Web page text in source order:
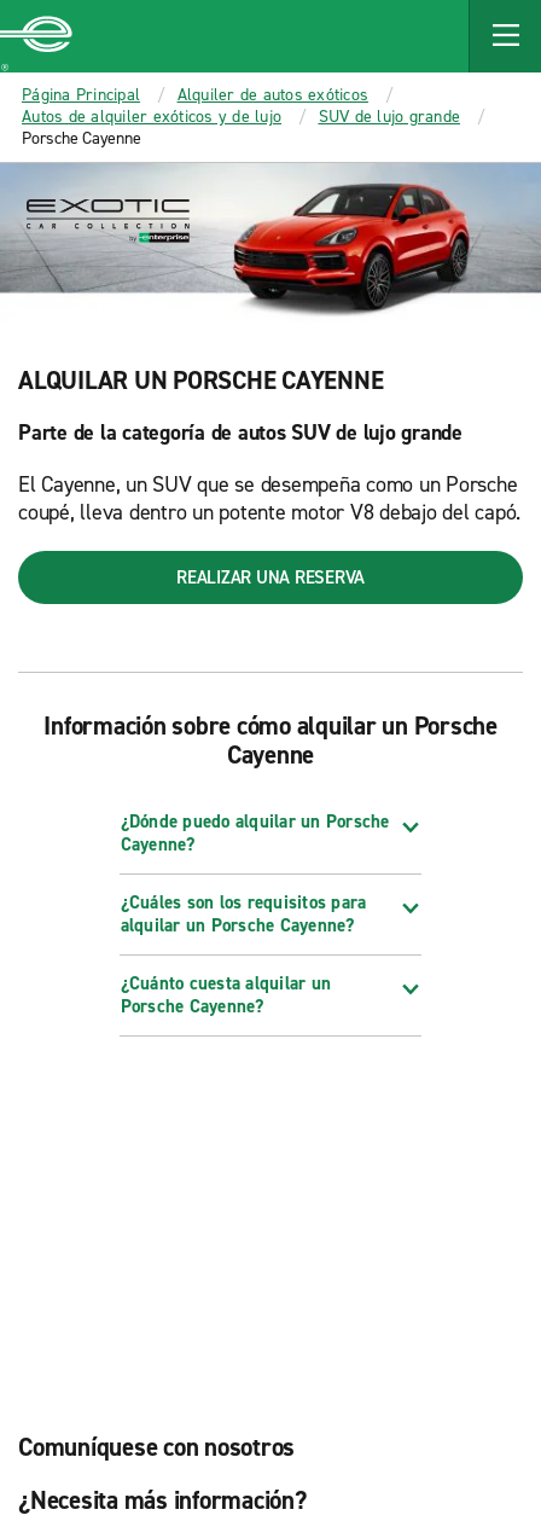
MAIN
CONTENT
Enterprise
Página Principal
Alquiler de autos exóticos
Autos de alquiler exóticos y de lujo
SUV de lujo grande
Porsche Cayenne
ALQUILAR UN PORSCHE CAYENNE
Parte de la categoría de autos SUV de lujo grande
El Cayenne, un SUV que se desempeña como un Porsche
coupé, lleva dentro un potente motor V8 debajo del capó.
REALIZAR UNA RESERVA
Información sobre cómo alquilar un Porsche
Cayenne
¿Dónde puedo alquilar un Porsche
Cayenne?
¿Cuáles son los requisitos para
alquilar un Porsche Cayenne?
¿Cuánto cuesta alquilar un
Porsche Cayenne?
Comuníquese con nosotros
¿Necesita más información?